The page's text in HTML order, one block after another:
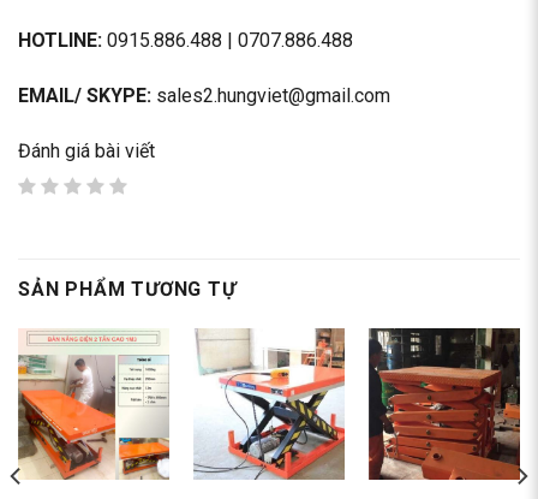
HOTLINE: 0915.886.488 | 0707.886.488
EMAIL/ SKYPE: sales2.hungviet@gmail.com
Đánh giá bài viết
SẢN PHẨM TƯƠNG TỰ